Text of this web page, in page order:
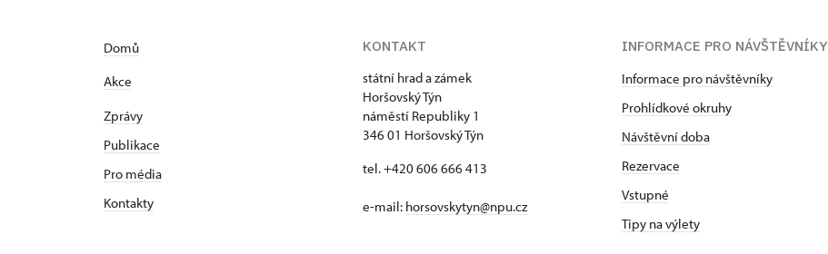
Domů
Akce
Zprávy
Publikace
Pro média
Kontakty
KONTAKT
státní hrad a zámek
Horšovský Týn
náměstí Republiky 1
346 01 Horšovský Týn
tel. +420 606 666 413
e-mail: horsovskytyn@npu.cz
INFORMACE PRO NÁVŠTĚVNÍKY
Informace pro návštěvníky
Prohlídkové okruhy
Návštěvní doba
Rezervace
Vstupné
Tipy na výlety